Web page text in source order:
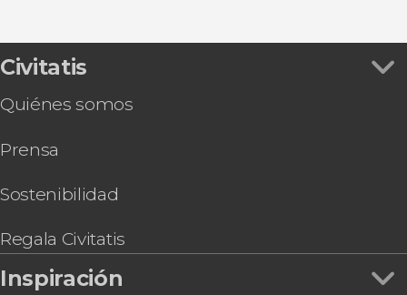
Entradas al Gran Cañón de Zhangjiajie
Tarjeta eSIM con Internet para China
Civitatis
Quiénes somos
Prensa
Sostenibilidad
Regala Civitatis
Inspiración